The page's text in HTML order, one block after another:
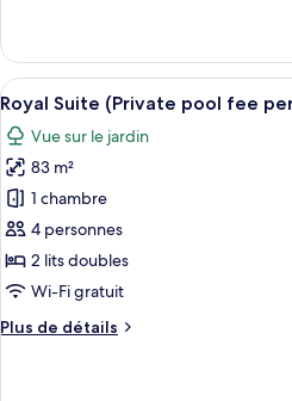
avec
lits
jumeaux
le
type
de
chambre
Chambre
Deluxe
avec
lits
jumeaux
Afficher
toutes
les
photos
pour
ce
type
de
chambre :
Royal
21
Royal Suite (Private pool fee
Vue sur le jardin
83 m²
1 chambre
4 personnes
2 lits doubles
Wi-Fi gratuit
Plus de détails
Plus